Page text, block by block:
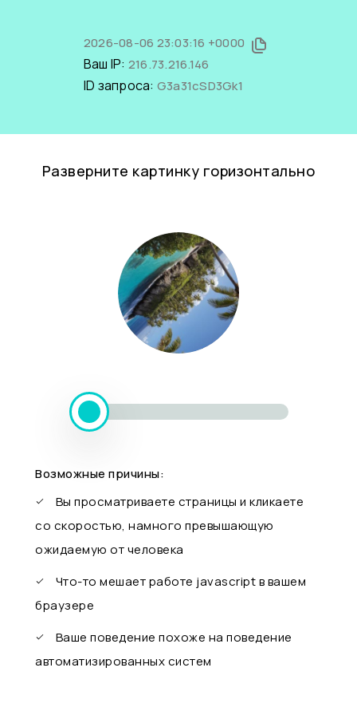
2026-08-06 23:03:16 +0000
Ваш IP: 216.73.216.146
ID запроса: G3a31cSD3Gk1
Разверните картинку горизонтально
Возможные причины:
Вы просматриваете страницы и кликаете
со скоростью, намного превышающую
ожидаемую от человека
Что-то мешает работе javascript в вашем
браузере
Ваше поведение похоже на поведение
автоматизированных систем